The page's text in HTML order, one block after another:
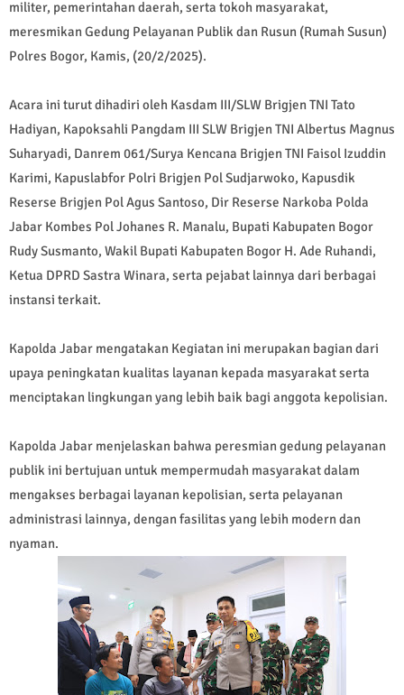
militer, pemerintahan daerah, serta tokoh masyarakat,
meresmikan Gedung Pelayanan Publik dan Rusun (Rumah Susun)
Polres Bogor, Kamis, (20/2/2025).
Acara ini turut dihadiri oleh Kasdam III/SLW Brigjen TNI Tato
Hadiyan, Kapoksahli Pangdam III SLW Brigjen TNI Albertus Magnus
Suharyadi, Danrem 061/Surya Kencana Brigjen TNI Faisol Izuddin
Karimi, Kapuslabfor Polri Brigjen Pol Sudjarwoko, Kapusdik
Reserse Brigjen Pol Agus Santoso, Dir Reserse Narkoba Polda
Jabar Kombes Pol Johanes R. Manalu, Bupati Kabupaten Bogor
Rudy Susmanto, Wakil Bupati Kabupaten Bogor H. Ade Ruhandi,
Ketua DPRD Sastra Winara, serta pejabat lainnya dari berbagai
instansi terkait.
Kapolda Jabar mengatakan Kegiatan ini merupakan bagian dari
upaya peningkatan kualitas layanan kepada masyarakat serta
menciptakan lingkungan yang lebih baik bagi anggota kepolisian.
Kapolda Jabar menjelaskan bahwa peresmian gedung pelayanan
publik ini bertujuan untuk mempermudah masyarakat dalam
mengakses berbagai layanan kepolisian, serta pelayanan
administrasi lainnya, dengan fasilitas yang lebih modern dan
nyaman.